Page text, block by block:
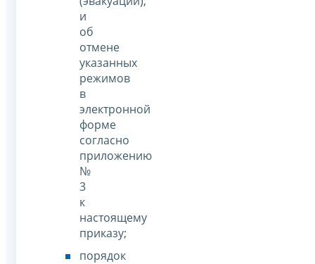
и
об
отмене
указанных
режимов
в
электронной
форме
согласно
приложению
№
3
к
настоящему
приказу;
порядок